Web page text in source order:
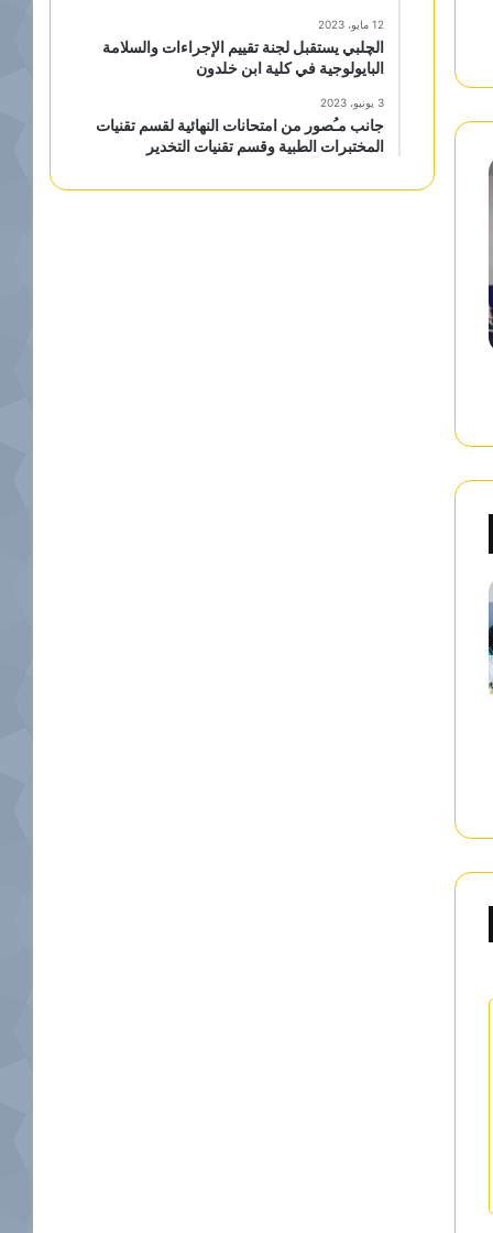
12 مايو، 2023
الچلبي يستقبل لجنة تقييم الإجراءات والسلامة
البايولوجية في كلية ابن خلدون
3 يونيو، 2023
جانب مـُصور من امتحانات النهائية لقسم تقنيات
المختبرات الطبية وقسم تقنيات التخدير